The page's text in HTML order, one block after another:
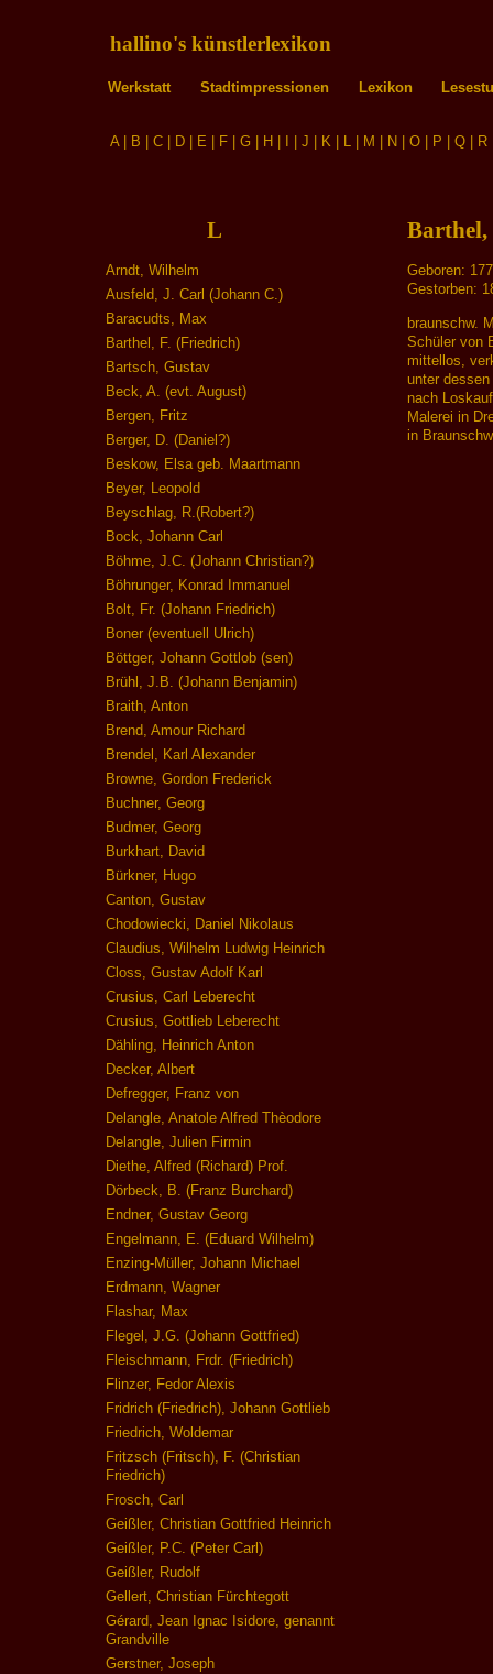
hallino's künstlerlexikon
Werkstatt Stadtimpressionen Lexikon
A| B C D E F G H J K L M N O P Q R
L
Arndt, Wilhelm
Ausfeld, J. Carl (Johann C.)
Baracudts, Max
Barthel, F. (Friedrich)
Bartsch, Gustav
Beck, A. (evt. August)
Bergen, Fritz
Berger, D. (Daniel?)
Beskow, Elsa geb. Maartmann
Beyer, Leopold
Beyschlag, R.(Robert?)
Bock, Johann Carl
Böhme, J.C. (Johann Christian?)
Böhrunger, Konrad Immanuel
Bolt, Fr. (Johann Friedrich)
Boner (eventuell Ulrich)
Böttger, Johann Gottlob (sen)
Brühl, J.B. (Johann Benjamin)
Braith, Anton
Brend, Amour Richard
Brendel, Karl Alexander
Browne, Gordon Frederick
Buchner, Georg
Budmer, Georg
Burkhart, David
Bürkner, Hugo
Canton, Gustav
Chodowiecki, Daniel Nikolaus
Claudius, Wilhelm Ludwig Heinrich
Closs, Gustav Adolf Karl
Crusius, Carl Leberecht
Crusius, Gottlieb Leberecht
Dähling, Heinrich Anton
Decker, Albert
Defregger, Franz von
Delangle, Anatole Alfred Thèodore
Delangle, Julien Firmin
Diethe, Alfred (Richard) Prof.
Dörbeck, B. (Franz Burchard)
Endner, Gustav Georg
Engelmann, E. (Eduard Wilhelm)
Enzing-Müller, Johann Michael
Erdmann, Wagner
Flashar, Max
Flegel, J.G. (Johann Gottfried)
Fleischmann, Frdr. (Friedrich)
Flinzer, Fedor Alexis
Fridrich (Friedrich), Johann Gottlieb
Friedrich, Woldemar
Fritzsch (Fritsch), F. (Christian
Friedrich)
Frosch, Carl
Geißler, Christian Gottfried Heinrich
Geißler, P.C. (Peter Carl)
Geißler, Rudolf
Gellert, Christian Fürchtegott
Gérard, Jean Ignac Isidore, genannt
Grandville
Gerstner, Joseph
Barthel,
Geboren:
Gestorben:
braunschw.
Schüler von
mittellos,
unter
nach
Malerei in
in